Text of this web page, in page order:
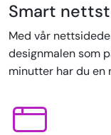
Smart
Med vår
designmalen som
minutter har du en